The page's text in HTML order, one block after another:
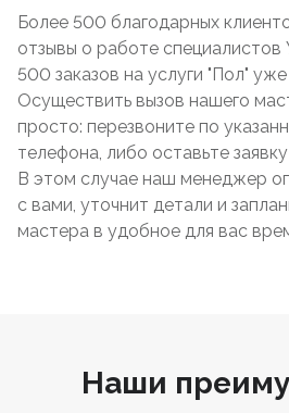
Более 500 благодарных
отзывы о работе
500 заказов на услуги "Пол"
Осуществить вызов нашего
просто: перезвоните по
телефона, либо оставьте
В этом случае наш менеджер
с вами, уточнит детали и
мастера в удобное для вас
Наши